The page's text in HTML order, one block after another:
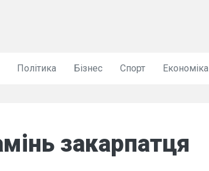
Політика Бізнес Спорт Економіка
закарпатця